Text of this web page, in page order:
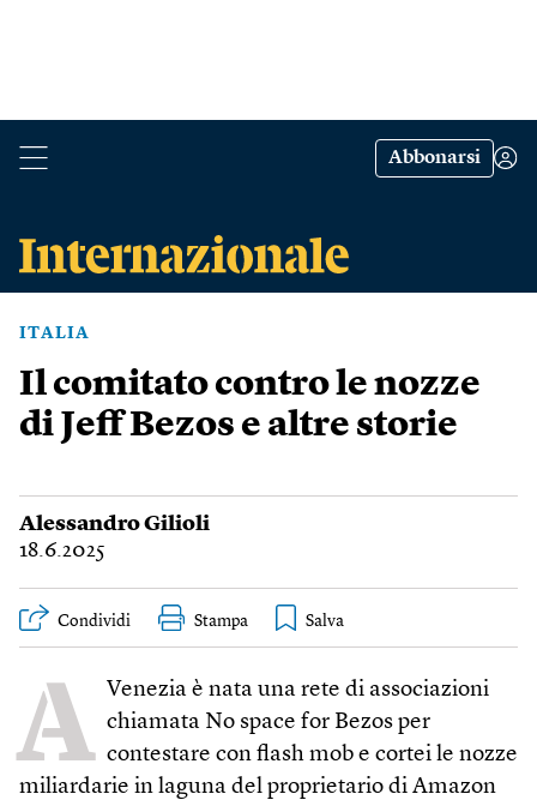
Abbonarsi
ITALIA
Il comitato contro le nozze
di Jeff Bezos e altre storie
Alessandro Gilioli
18.6.2025
Condividi Stampa
A Venezia è nata una rete di associazioni
chiamata No space for Bezos per
contestare con flash mob e cortei le nozze
miliardarie in laguna del proprietario di Amazon